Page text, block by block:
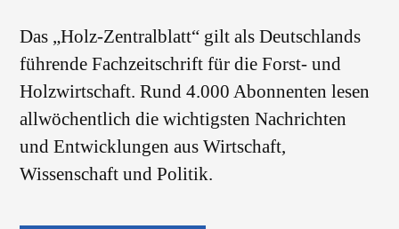
Das „Holz-Zentralblatt“ gilt als Deutschlands
führende Fachzeitschrift für die Forst- und
Holzwirtschaft. Rund 4.000 Abonnenten lesen
allwöchentlich die wichtigsten Nachrichten
und Entwicklungen aus Wirtschaft,
Wissenschaft und Politik.